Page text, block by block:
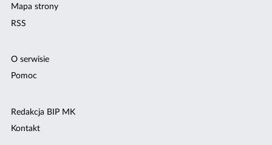
Mapa strony
RSS
O serwisie
Pomoc
Redakcja BIP MK
Kontakt